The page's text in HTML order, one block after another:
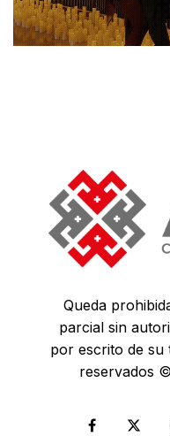
Queda
parcial sin
por escrito de su
reservados